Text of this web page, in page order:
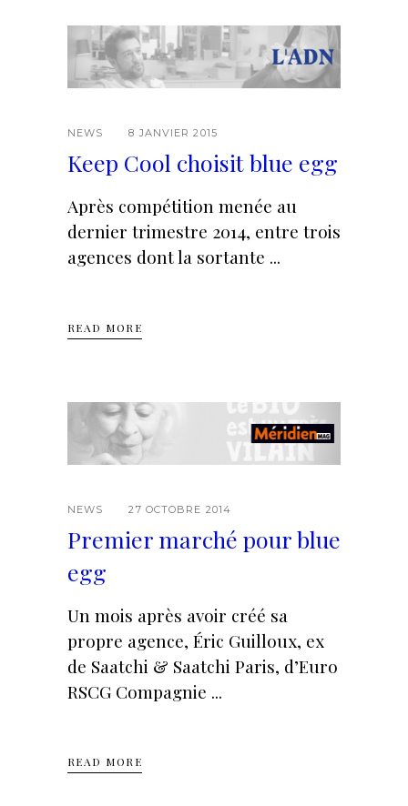
NEWS 8 JANVIER 2015
Keep Cool choisit blue egg
Après compétition menée au
dernier trimestre 2014, entre trois
agences dont la sortante
READ MORE
NEWS 27 OCTOBRE 2014
Premier marché pour blue
egg
Un mois après avoir créé sa
propre agence, Éric Guilloux, ex
de Saatchi & Saatchi Paris, d’Euro
RSCG Compagnie
READ MORE